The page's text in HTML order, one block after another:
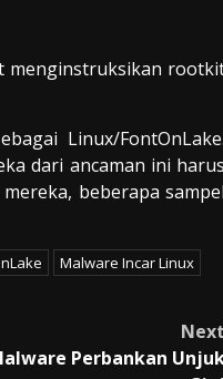
menginstruksikan
Linux/FontOnLake.
dari ancaman ini harus
beberapa sampel
Malware Incar Linux
Next
Perbankan